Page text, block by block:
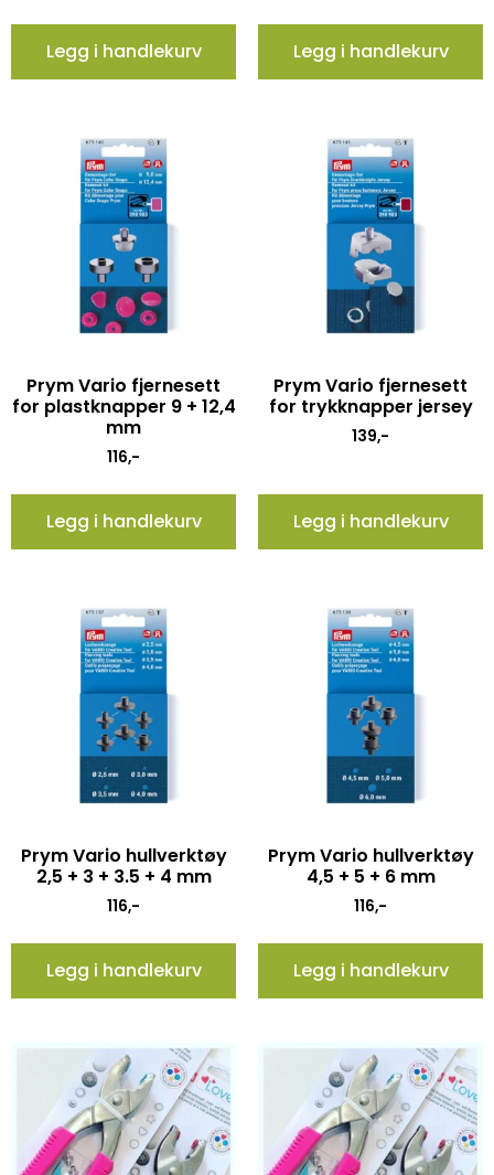
Legg i handlekurv Legg i handlekurv
Prym Vario fjernesett
for plastknapper 9 + 12,4
mm
116,-
Legg i handlekurv
Prym Vario fjernesett
for trykknapper jersey
139,-
Legg i handlekurv
Prym Vario hullverktøy
2,5 + 3 + 3.5 + 4 mm
116,-
Legg i handlekurv
Prym Vario hullverktøy
4,5 + 5 + 6 mm
116,-
Legg i handlekurv